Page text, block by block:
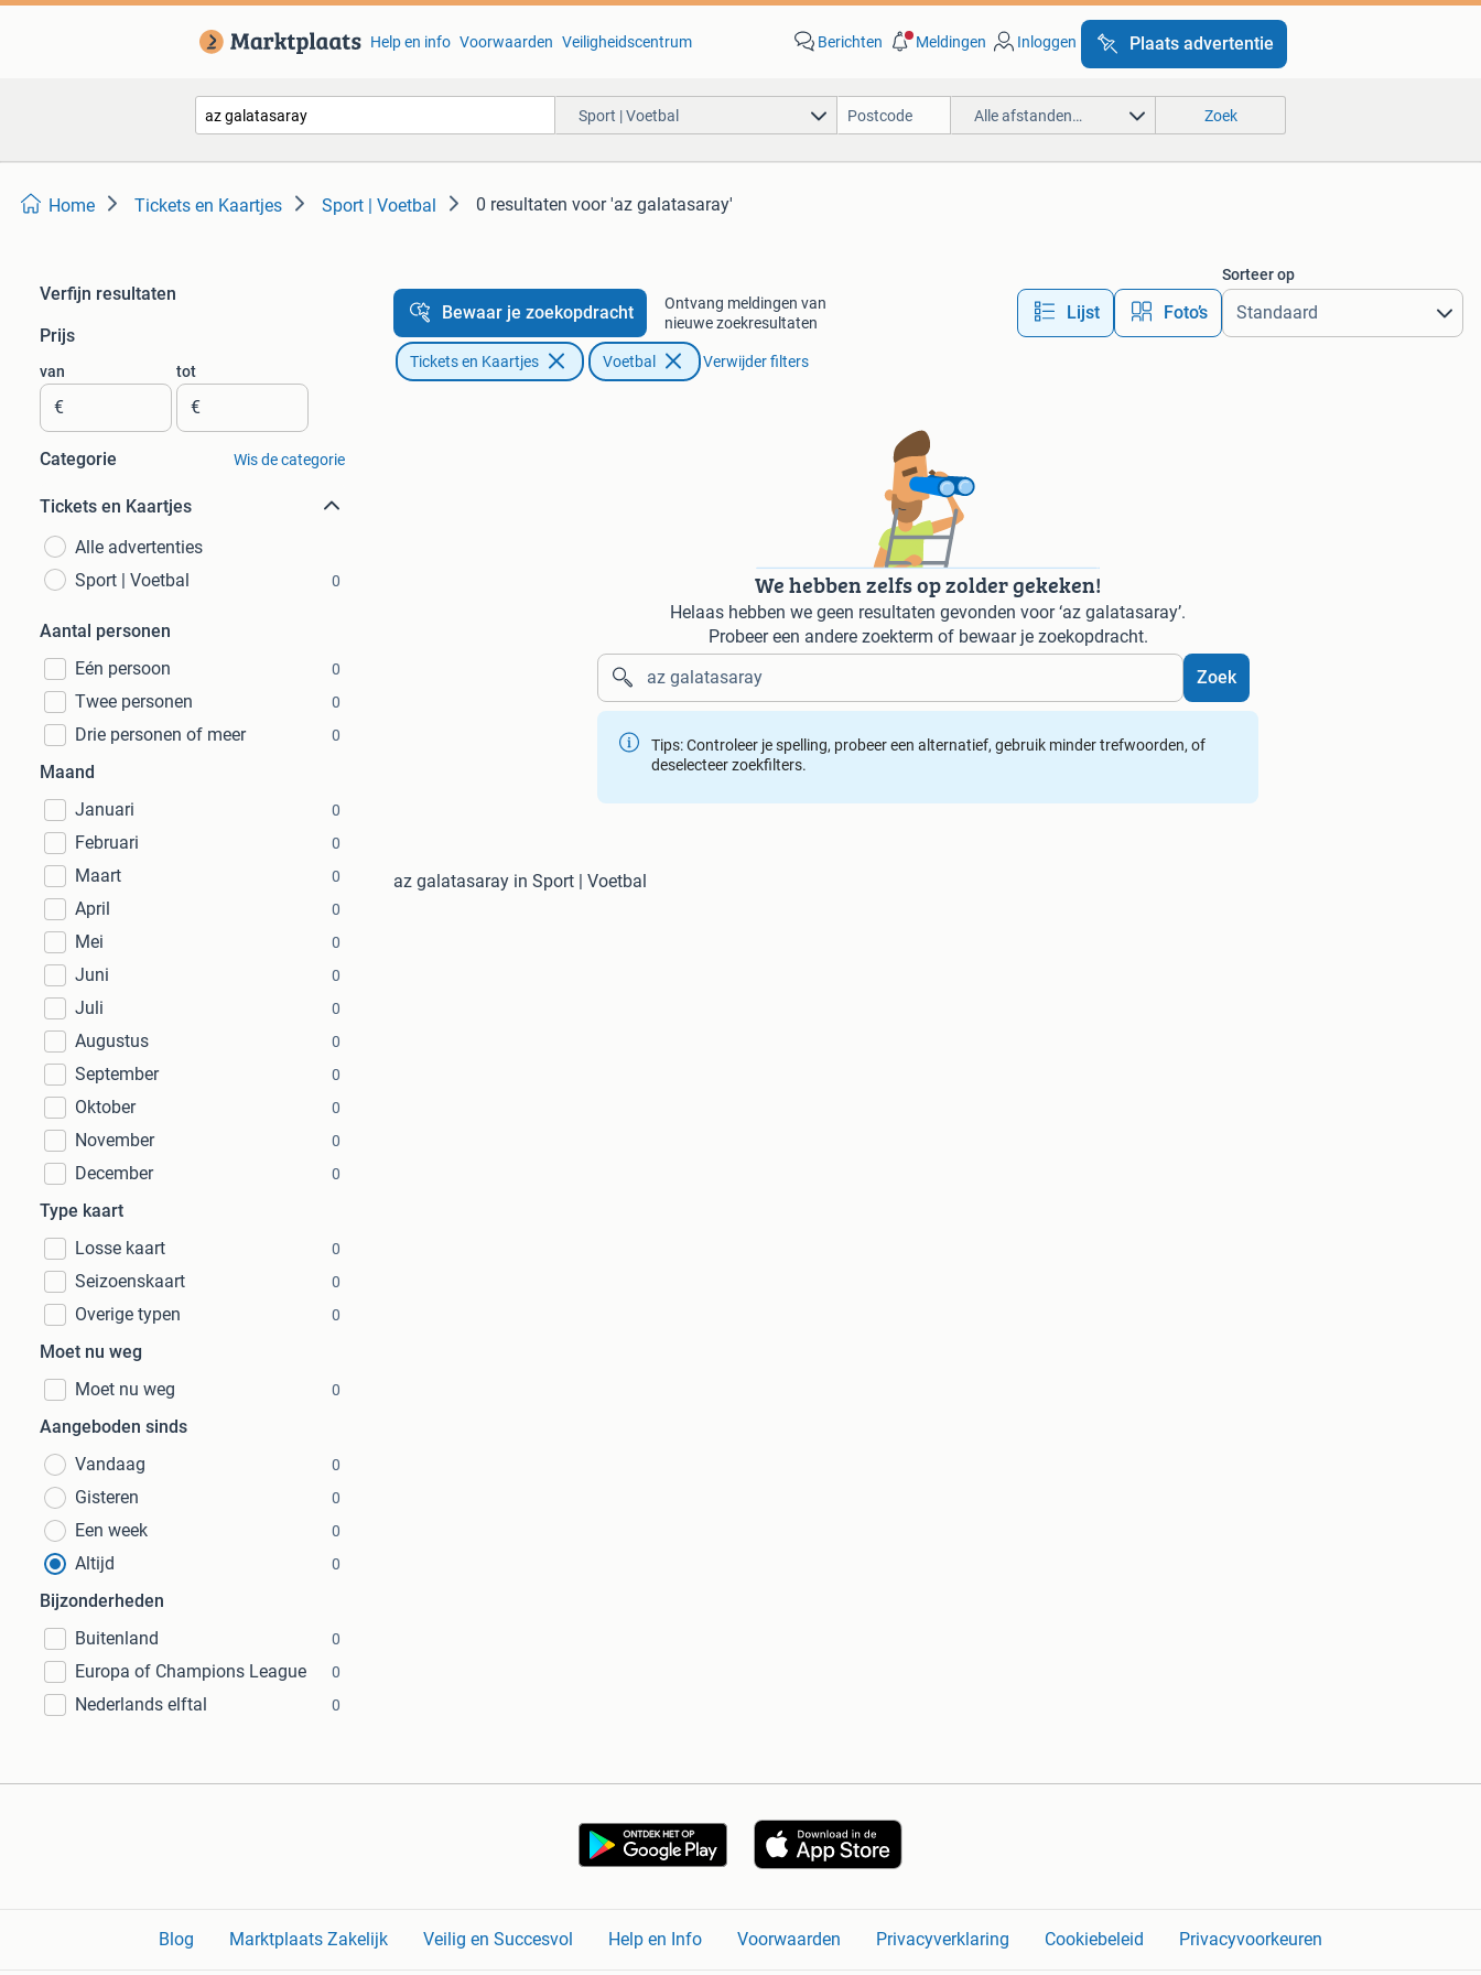
Help en info Voorwaarden Veiligheidscentrum Berichten Meldingen Inloggen Plaats advertentie
Sport | Voetbal Alle afstanden… Zoek
Home Tickets en Kaartjes Sport | Voetbal 0 resultaten voor 'az galatasaray'
Verfijn resultaten
Prijs
van
€
tot
€
Categorie Wis de categorie
Tickets en Kaartjes
Alle advertenties
Sport | Voetbal
0
Aantal personen
Eén persoon
0
Twee personen 0
Drie personen of meer 0
Maand
Januari
0
Februari 0
Maart 0
April 0
Mei 0
Juni 0
Juli 0
Augustus 0
September 0
Oktober 0
November 0
December 0
Type kaart
Losse kaart
0
Seizoenskaart 0
Overige typen 0
Moet nu weg
Moet nu weg
0
Aangeboden sinds
Vandaag
0
Gisteren 0
Een week 0
Altijd 0
Bijzonderheden
Buitenland
0
Europa of Champions League 0
Nederlands elftal 0
Bewaar je zoekopdracht
Ontvang meldingen van
nieuwe zoekresultaten
Lijst Foto’s
Sorteer op
Tickets en Kaartjes Voetbal Verwijder filters
We hebben zelfs op zolder gekeken!
Helaas hebben we geen resultaten gevonden voor ‘az galatasaray’.
Probeer een andere zoekterm of bewaar je zoekopdracht.
Zoek
Tips: Controleer je spelling, probeer een alternatief, gebruik minder trefwoorden, of
deselecteer zoekfilters.
az galatasaray in Sport | Voetbal
Blog Marktplaats Zakelijk Veilig en Succesvol Help en Info Voorwaarden Privacyverklaring Cookiebeleid Privacyvoorkeuren